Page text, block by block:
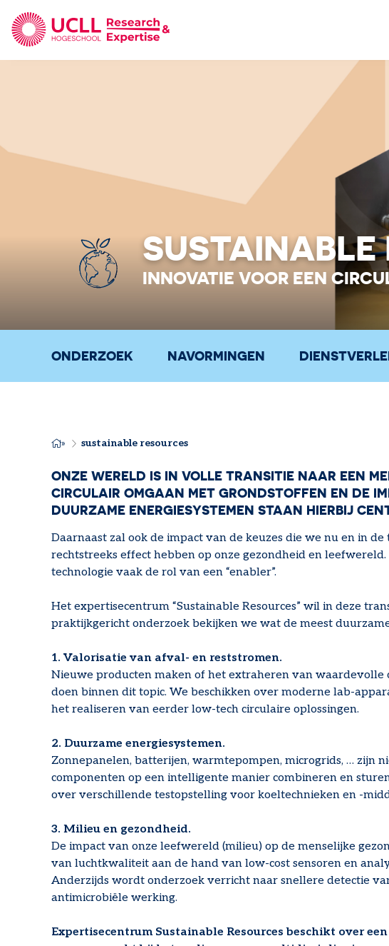
SUSTAINABLE
INNOVATIE VOOR EEN
ONDERZOEK NAVORMINGEN
KRUIMELPAD
sustainable resources
ONZE WERELD IS IN VOLLE TRANSITIE NAAR EEN
CIRCULAIR OMGAAN MET GRONDSTOFFEN EN DE
DUURZAME ENERGIESYSTEMEN STAAN HIERBIJ
Daarnaast zal ook de impact van de keuzes die we nu en in
rechtstreeks effect hebben op onze gezondheid en
technologie vaak de rol van een “enabler”.
Het expertisecentrum “Sustainable Resources” wil in deze
praktijkgericht onderzoek bekijken we wat de meest
1. Valorisatie van afval- en reststromen.
Nieuwe producten maken of het extraheren van
doen binnen dit topic. We beschikken over moderne lab-
het realiseren van eerder low-tech circulaire oplossingen.
2. Duurzame energiesystemen.
Zonnepanelen, batterijen, warmtepompen, microgrids, … zijn
componenten op een intelligente manier combineren en
over verschillende testopstelling voor koeltechnieken en -
3. Milieu en gezondheid.
De impact van onze leefwereld (milieu) op de menselijke
van luchtkwaliteit aan de hand van low-cost sensoren en
Anderzijds wordt onderzoek verricht naar snellere detectie
antimicrobiële werking.
Expertisecentrum Sustainable Resources beschikt over